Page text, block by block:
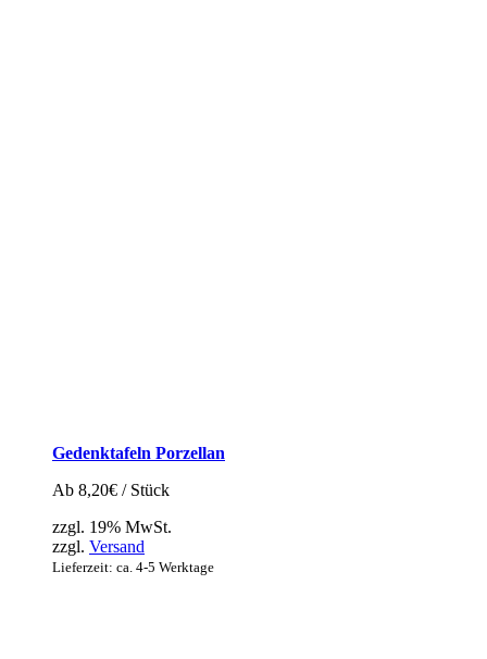
Gedenktafeln Porzellan
Ab 8,20€ / Stück
zzgl. 19% MwSt.
zzgl. Versand
Lieferzeit: ca. 4-5 Werktage